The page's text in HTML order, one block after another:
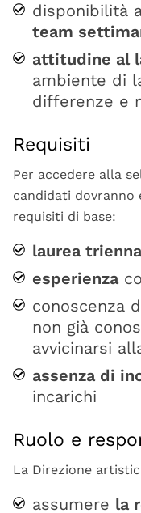
disponibilità
team
attitudine al
ambiente di
differenze e
Requisiti
Per accedere alla
candidati dovranno
requisiti di base:
laurea
esperienza
conoscenza
non già
avvicinarsi
assenza di
incarichi
Ruolo e
La Direzione
assumere la